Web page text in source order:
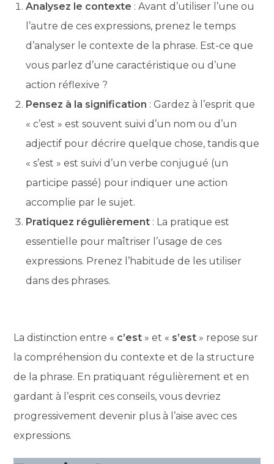
Analysez le contexte : Avant d’utiliser l’une ou
l’autre de ces expressions, prenez le temps
d’analyser le contexte de la phrase. Est-ce que
vous parlez d’une caractéristique ou d’une
action réflexive ?
Pensez à la signification : Gardez à l’esprit que
« c’est » est souvent suivi d’un nom ou d’un
adjectif pour décrire quelque chose, tandis que
« s’est » est suivi d’un verbe conjugué (un
participe passé) pour indiquer une action
accomplie par le sujet.
Pratiquez régulièrement : La pratique est
essentielle pour maîtriser l’usage de ces
expressions. Prenez l’habitude de les utiliser
dans des phrases.
La distinction entre « c’est » et « s’est » repose sur
la compréhension du contexte et de la structure
de la phrase. En pratiquant régulièrement et en
gardant à l’esprit ces conseils, vous devriez
progressivement devenir plus à l’aise avec ces
expressions.